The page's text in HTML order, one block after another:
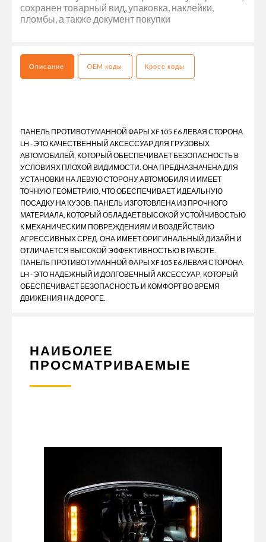
сохранен товарный вид, упаковка, наклейки,
пломбы, а также документ покупки
Описание OEM коды Кросс коды
ПАНЕЛЬ ПРОТИВОТУМАННОЙ ФАРЫ XF105 E6 ЛЕВАЯ СТОРОНА
LH - ЭТО КАЧЕСТВЕННЫЙ АКСЕССУАР ДЛЯ ГРУЗОВЫХ
АВТОМОБИЛЕЙ, КОТОРЫЙ ОБЕСПЕЧИВАЕТ БЕЗОПАСНОСТЬ В
УСЛОВИЯХ ПЛОХОЙ ВИДИМОСТИ. ОНА ПРЕДНАЗНАЧЕНА ДЛЯ
УСТАНОВКИ НА ЛЕВУЮ СТОРОНУ АВТОМОБИЛЯ И ИМЕЕТ
ТОЧНУЮ ГЕОМЕТРИЮ, ЧТО ОБЕСПЕЧИВАЕТ ИДЕАЛЬНУЮ
ПОСАДКУ НА КУЗОВ. ПАНЕЛЬ ИЗГОТОВЛЕНА ИЗ ПРОЧНОГО
МАТЕРИАЛА, КОТОРЫЙ ОБЛАДАЕТ ВЫСОКОЙ УСТОЙЧИВОСТЬЮ
К МЕХАНИЧЕСКИМ ПОВРЕЖДЕНИЯМ И ВОЗДЕЙСТВИЮ
АГРЕССИВНЫХ СРЕД. ОНА ИМЕЕТ ОРИГИНАЛЬНЫЙ ДИЗАЙН И
ОТЛИЧАЕТСЯ ВЫСОКОЙ ЭФФЕКТИВНОСТЬЮ В РАБОТЕ.
ПАНЕЛЬ ПРОТИВОТУМАННОЙ ФАРЫ XF105 E6 ЛЕВАЯ СТОРОНА
LH - ЭТО НАДЕЖНЫЙ И ДОЛГОВЕЧНЫЙ АКСЕССУАР, КОТОРЫЙ
ОБЕСПЕЧИВАЕТ БЕЗОПАСНОСТЬ И КОМФОРТ ВО ВРЕМЯ
ДВИЖЕНИЯ НА ДОРОГЕ.
НАИБОЛЕЕ
ПРОСМАТРИВАЕМЫЕ